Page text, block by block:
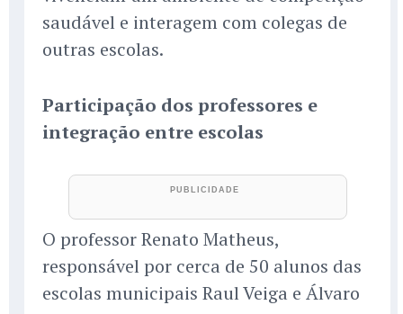
saudável e interagem com colegas de
outras escolas.
Participação dos professores e
integração entre escolas
O professor Renato Matheus,
responsável por cerca de 50 alunos das
escolas municipais Raul Veiga e Álvaro